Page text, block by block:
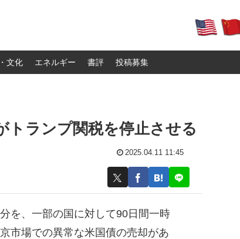
文化 エネルギー 書評 投稿募集
トランプ関税を停止させる
2025.04.11 11:45
を、一部の国に対して90日間一時
市場での異常な米国債の売却があ